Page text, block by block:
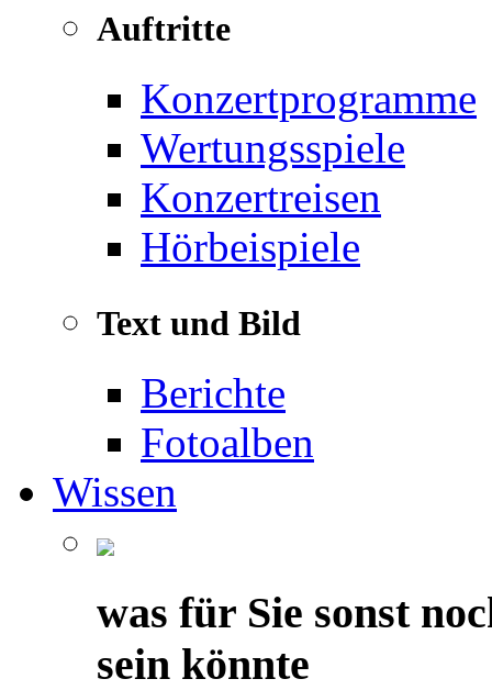
Auftritte
Konzertprogramme
Wertungsspiele
Konzertreisen
Hörbeispiele
Text und Bild
Berichte
Fotoalben
Wissen
was für Sie sonst
sein könnte